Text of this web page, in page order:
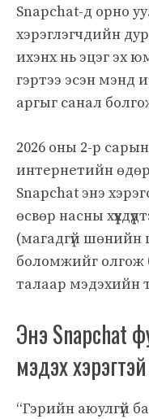
Snapchat-д орно
хэрэглэгчдийн
ихэнх нь эцэг эх
гэртээ эсэн мэнд
аргыг санал
2026 оны 2-р
интернетийн
Snapchat энэ
өсвөр насны
(магадгүй шөнийн
боломжийг
талаар мэдэхийн
Энэ Snapchat
мэдэх
“Гэрийн аюулгүй